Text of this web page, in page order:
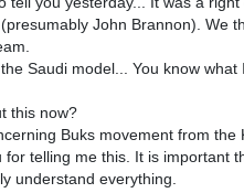
John Brannon). We
Saudi model... You know what
this now?
Buks movement from
telling me this. It is important
understand everything.